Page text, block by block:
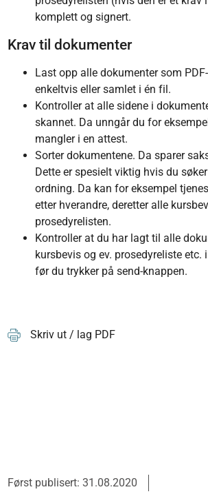
komplett og signert.
Krav til dokumenter
Last opp alle dokumenter som
enkeltvis eller samlet i én fil.
Kontroller at alle sidene i
skannet. Da unngår du for
mangler i en attest.
Sorter dokumentene. Da sparer
Dette er spesielt viktig hvis du
ordning. Da kan for eksempel
etter hverandre, deretter alle
prosedyrelisten.
Kontroller at du har lagt til alle
kursbevis og ev. prosedyreliste
før du trykker på send-knappen.
Skriv ut / lag PDF
Først publisert: 31.08.2020